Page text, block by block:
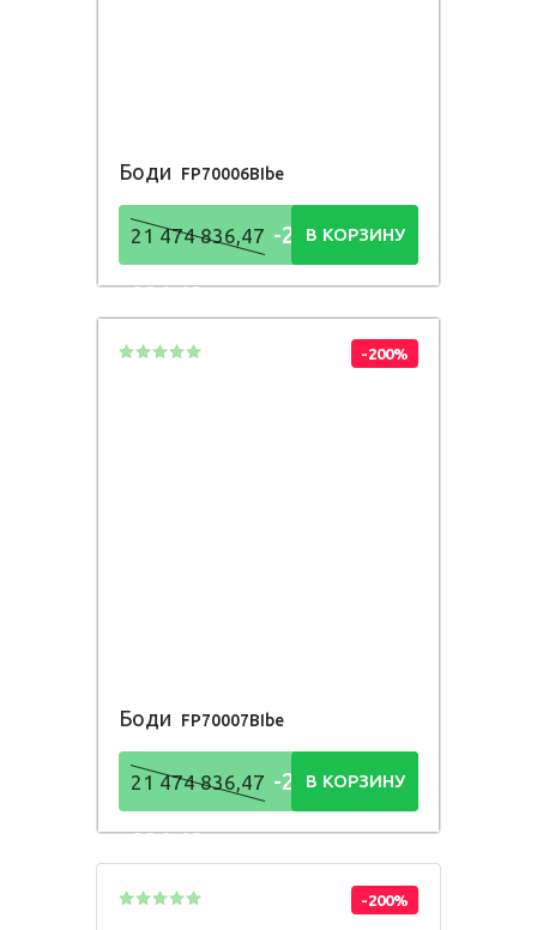
Боди FP70006BIbe
21 474 836,47 -21 474
836,48Р
В КОРЗИНУ
-200%
Боди FP70007BIbe
21 474 836,47 -21 474
836,48Р
В КОРЗИНУ
-200%